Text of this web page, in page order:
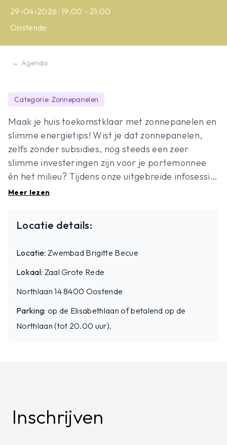
29-04-2026 · 19:00 - 21:00
Oostende
← Agenda
Categorie: Zonnepanelen
Maak je huis toekomstklaar met zonnepanelen en
slimme energietips! Wist je dat zonnepanelen,
zelfs zonder subsidies, nog steeds een zeer
slimme investeringen zijn voor je portemonnee
én het milieu? Tijdens onze uitgebreide infosessie
ontdek je alles wat je moet weten over pv-
Hoeveel brengen zonnepanelen écht op?Hoeveel
panelen heb ik nodig?Welke aandachtspunten zijn
kwalitatief?Hoe werkt een thuisbatterij en is het
iets voor mij?Wanneer profiteer ik het meest van
Meer lezen
Locatie details:
Locatie: Zwembad Brigitte Becue
Lokaal: Zaal Grote Rede
Northlaan 14 8400 Oostende
Parking: op de Elisabethlaan of betalend op de
Northlaan (tot 20.00 uur).
Inschrijven